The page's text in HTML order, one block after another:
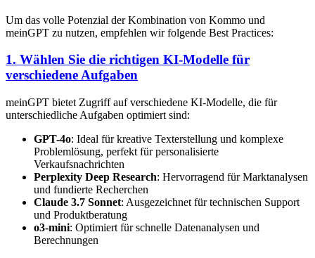
Um das volle Potenzial der Kombination von Kommo und
meinGPT zu nutzen, empfehlen wir folgende Best Practices:
1. Wählen Sie die richtigen KI-Modelle für
verschiedene Aufgaben
meinGPT bietet Zugriff auf verschiedene KI-Modelle, die für
unterschiedliche Aufgaben optimiert sind:
GPT-4o: Ideal für kreative Texterstellung und komplexe
Problemlösung, perfekt für personalisierte
Verkaufsnachrichten
Perplexity Deep Research: Hervorragend für Marktanalysen
und fundierte Recherchen
Claude 3.7 Sonnet: Ausgezeichnet für technischen Support
und Produktberatung
o3-mini: Optimiert für schnelle Datenanalysen und
Berechnungen